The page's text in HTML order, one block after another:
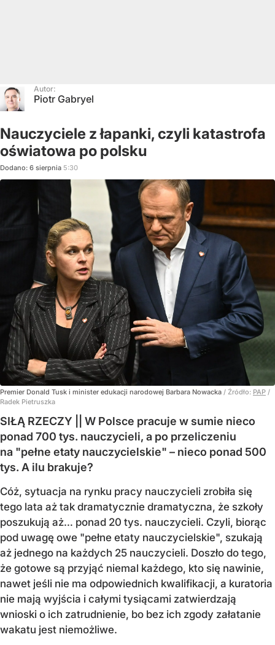
Autor:
Piotr Gabryel
Nauczyciele z łapanki, czyli katastrofa
oświatowa po polsku
Dodano: 6 sierpnia 5:30
Premier Donald Tusk i minister edukacji narodowej Barbara Nowacka / Źródło: PAP /
Radek Pietruszka
SIŁĄ RZECZY || W Polsce pracuje w sumie nieco
ponad 700 tys. nauczycieli, a po przeliczeniu
na "pełne etaty nauczycielskie" – nieco ponad 500
tys. A ilu brakuje?
Cóż, sytuacja na rynku pracy nauczycieli zrobiła się
tego lata aż tak dramatycznie dramatyczna, że szkoły
poszukują aż… ponad 20 tys. nauczycieli. Czyli, biorąc
pod uwagę owe "pełne etaty nauczycielskie", szukają
aż jednego na każdych 25 nauczycieli. Doszło do tego,
że gotowe są przyjąć niemal każdego, kto się nawinie,
nawet jeśli nie ma odpowiednich kwalifikacji, a kuratoria
nie mają wyjścia i całymi tysiącami zatwierdzają
wnioski o ich zatrudnienie, bo bez ich zgody załatanie
wakatu jest niemożliwe.